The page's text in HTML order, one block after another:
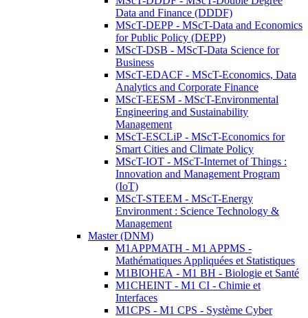
Data and Finance (DDDF)
MScT-DEPP - MScT-Data and Economics
for Public Policy (DEPP)
MScT-DSB - MScT-Data Science for
Business
MScT-EDACF - MScT-Economics, Data
Analytics and Corporate Finance
MScT-EESM - MScT-Environmental
Engineering and Sustainability
Management
MScT-ESCLiP - MScT-Economics for
Smart Cities and Climate Policy
MScT-IOT - MScT-Internet of Things :
Innovation and Management Program
(IoT)
MScT-STEEM - MScT-Energy
Environment : Science Technology &
Management
Master (DNM)
M1APPMATH - M1 APPMS -
Mathématiques Appliquées et Statistiques
M1BIOHEA - M1 BH - Biologie et Santé
M1CHEINT - M1 CI - Chimie et
Interfaces
M1CPS - M1 CPS - Système Cyber